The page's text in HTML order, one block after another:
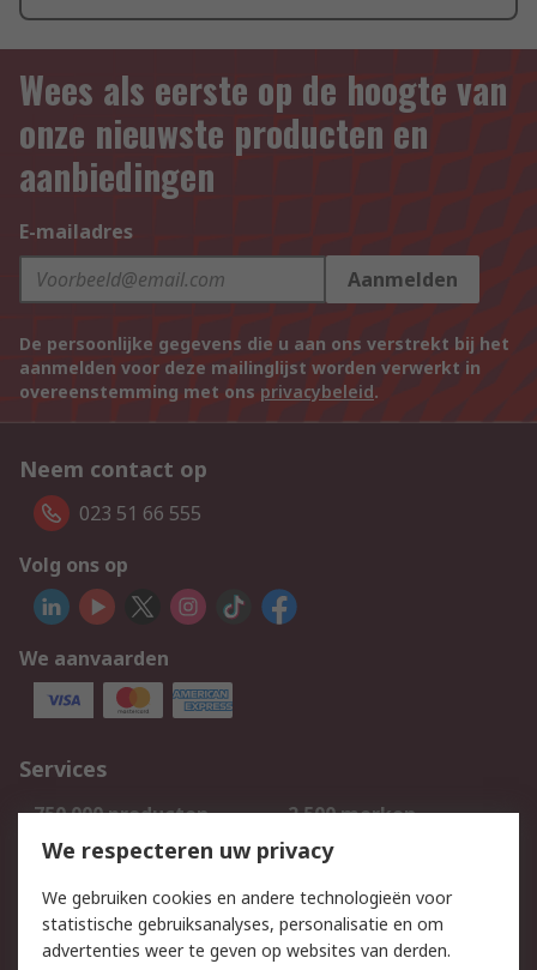
Wees als eerste op de hoogte van
onze nieuwste producten en
aanbiedingen
E-mailadres
Aanmelden
De persoonlijke gegevens die u aan ons verstrekt bij het
aanmelden voor deze mailinglijst worden verwerkt in
overeenstemming met ons privacybeleid.
Neem contact op
023 51 66 555
Volg ons op
We aanvaarden
Services
750.000 producten
2.500 merken
Bestellen
Inkoopoplossingen
Track & Trace
We respecteren uw privacy
We gebruiken cookies en andere technologieën voor
statistische gebruiksanalyses, personalisatie en om
advertenties weer te geven op websites van derden.